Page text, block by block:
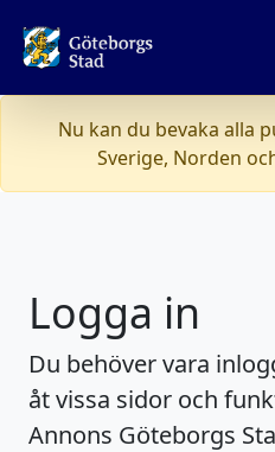
Nu kan du bevaka alla
Sverige, Norden
Logga in
Du behöver vara
åt vissa sidor och
Annons Göteborgs